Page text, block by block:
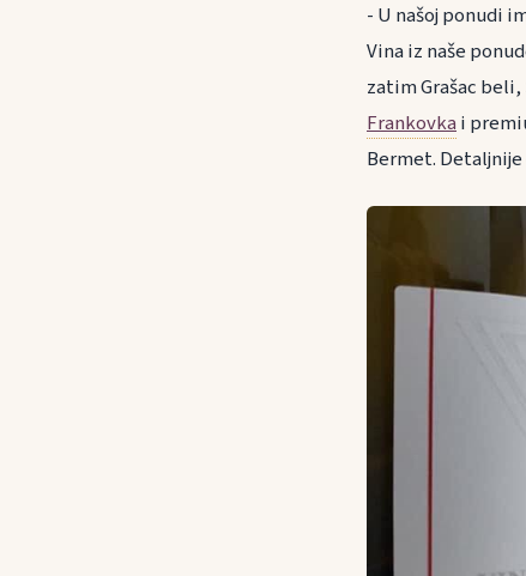
- U našoj ponudi
Vina iz naše
zatim Grašac
Frankovkai
Bermet.